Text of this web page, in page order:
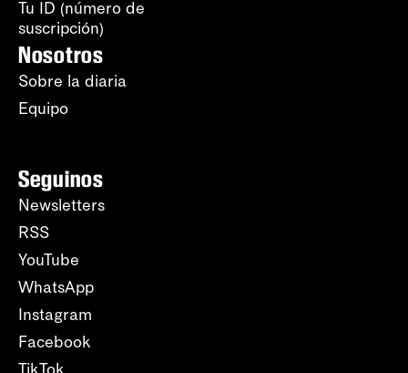
Tu ID (número de
suscripción)
Nosotros
Sobre la diaria
Equipo
Seguinos
Newsletters
RSS
YouTube
WhatsApp
Instagram
Facebook
TikTok